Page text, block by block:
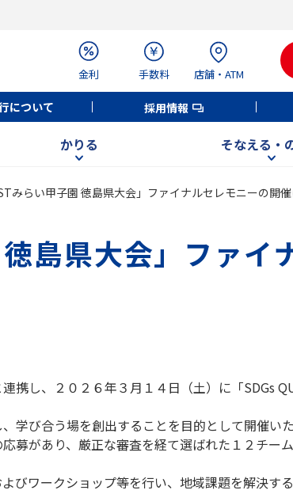
金利 手数料 店舗・ATM
について 採用情報
かりる そなえる・
みらい甲子園 徳島県大会」ファイナルセレモニーの開
島県大会」ファイ
し、２０２６年３月１４日（土）に「SDGs
学び合う場を創出することを目的として開催いた
募があり、厳正な審査を経て選ばれた１２チー
びワークショップ等を行い、地域課題を解決す